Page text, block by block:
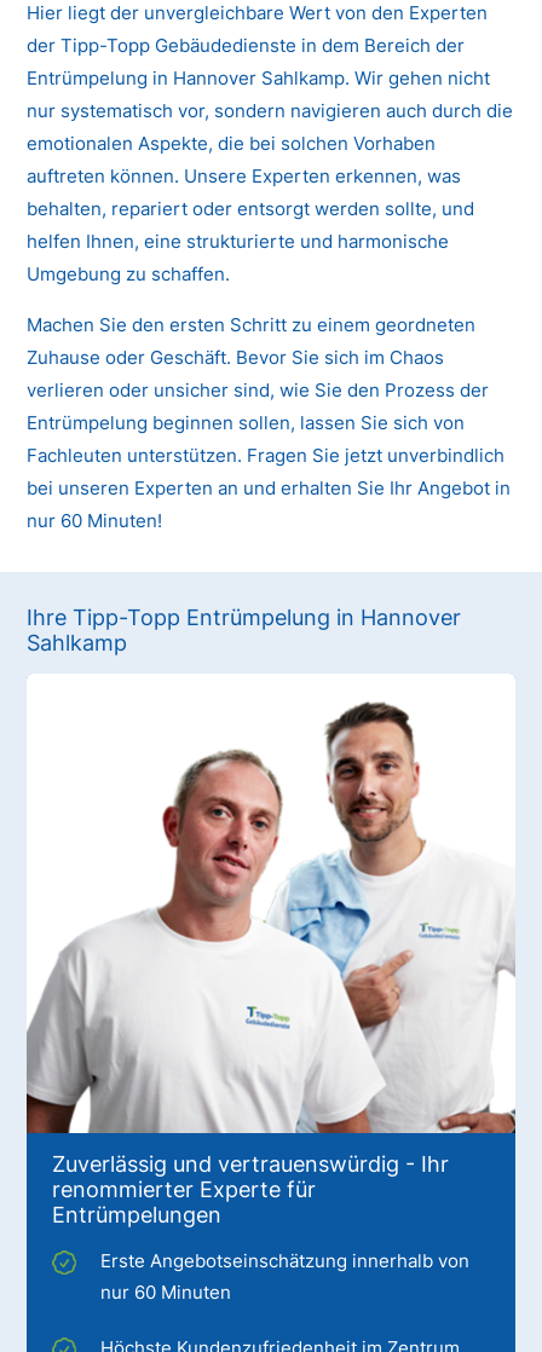
Hier liegt der unvergleichbare Wert von den Experten
der Tipp-Topp Gebäudedienste in dem Bereich der
Entrümpelung in Hannover Sahlkamp. Wir gehen nicht
nur systematisch vor, sondern navigieren auch durch die
emotionalen Aspekte, die bei solchen Vorhaben
auftreten können. Unsere Experten erkennen, was
behalten, repariert oder entsorgt werden sollte, und
helfen Ihnen, eine strukturierte und harmonische
Umgebung zu schaffen.
Machen Sie den ersten Schritt zu einem geordneten
Zuhause oder Geschäft. Bevor Sie sich im Chaos
verlieren oder unsicher sind, wie Sie den Prozess der
Entrümpelung beginnen sollen, lassen Sie sich von
Fachleuten unterstützen. Fragen Sie jetzt unverbindlich
bei unseren Experten an und erhalten Sie Ihr Angebot in
nur 60 Minuten!
Ihre Tipp-Topp Entrümpelung in Hannover
Sahlkamp
Zuverlässig und vertrauenswürdig - Ihr
renommierter Experte für
Entrümpelungen
Erste Angebotseinschätzung innerhalb von
nur 60 Minuten